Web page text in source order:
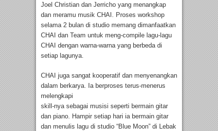
Joel Christian dan Jerricho yang menangkap
dan meramu musik CHAI. Proses workshop
selama 2 bulan di studio memang dimanfaatkan
CHAI dan Team untuk meng-compile lagu-lagu
CHAI dengan warna-warna yang berbeda di
setiap lagunya.
CHAI juga sangat kooperatif dan menyenangkan
dalam berkarya. Ia berproses terus-menerus
melengkapi
skill-nya sebagai musisi seperti bermain gitar
dan piano. Hampir setiap hari ia bermain gitar
dan menulis lagu di studio “Blue Moon” di Lebak